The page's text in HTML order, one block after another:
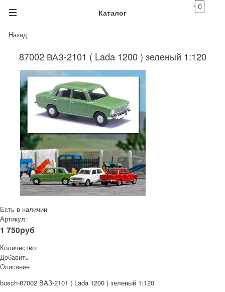
Каталог
0
Назад
87002 ВАЗ-2101 ( Lada 1200 ) зеленый 1:120
Есть в наличии
Артикул:
1 750руб
Количество:
Добавить
Описание
busch-87002 ВАЗ-2101 ( Lada 1200 ) зеленый 1:120